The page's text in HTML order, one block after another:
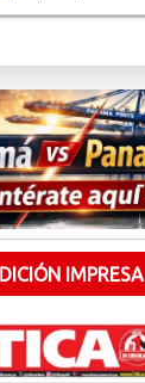
IMPRESA